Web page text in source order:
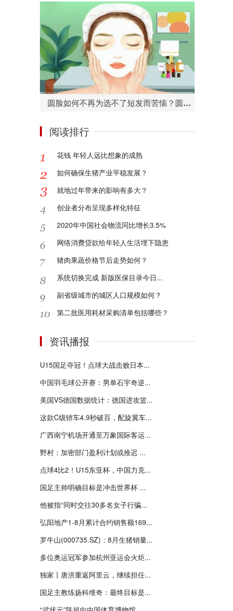
圆脸如何不再为选不了短发而苦恼？圆脸适合的短发造型有哪些？
阅读排行
花钱 年轻人远比想象的成熟
如何确保生猪产业平稳发展？
就地过年带来的影响有多大？
创业者分布呈现多样化特征
2020年中国社会物流同比增长3.5%
网络消费贷款给年轻人生活埋下隐患
猪肉果蔬价格节后走势如何？
系统切换完成 新版医保目录今日...
副省级城市的城区人口规模如何？
第二批医用耗材采购清单包括哪些？
资讯播报
U15国足夺冠！点球大战击败日本...
中国羽毛球公开赛：男单石宇奇逆...
美国VS德国数据统计：德国进攻篮...
这款C级轿车4.9秒破百，配旋翼车...
广西南宁机场开通至万象国际客运...
野村：加密部门盈利计划或推迟 ...
点球4比2！U15东亚杯，中国力克...
国足主帅明确目标是冲击世界杯 ...
他被指“同时交往30多名女子行骗...
弘阳地产1-8月累计合约销售额169...
罗牛山(000735.SZ)：8月生猪销量...
多位奥运冠军参加杭州亚运会火炬...
独家丨唐洪重返阿里云，继续担任...
国足主教练扬科维奇：最终目标是...